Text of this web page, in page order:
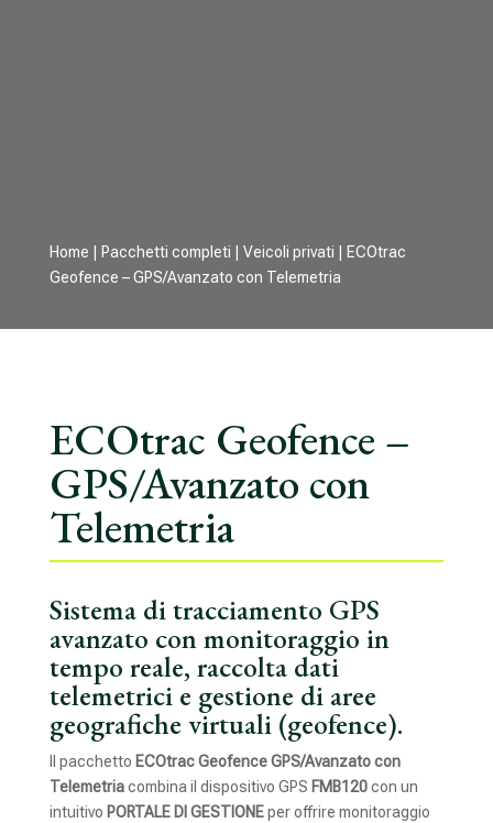
Home Pacchetti completi Veicoli privati | ECOtrac
Geofence – GPS/Avanzato con Telemetria
ECOtrac Geofence –
GPS/Avanzato con
Telemetria
Sistema di tracciamento GPS
avanzato con monitoraggio in
tempo reale, raccolta dati
telemetrici e gestione di aree
geografiche virtuali (geofence).
Il pacchetto ECOtrac Geofence GPS/Avanzato con
Telemetriacombina il dispositivo GPS FMB120con un
intuitivo PORTALE DI GESTIONEper offrire monitoraggio